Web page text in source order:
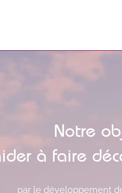
Notre
à faire
par le développement